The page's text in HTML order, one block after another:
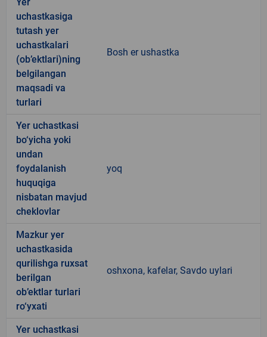
uchastkasiga
tutash yer
uchastkalari
(ob’ektlari)ning
belgilangan
maqsadi va
turlari
Bosh er ushastka
Yer uchastkasi
bo‘yicha yoki
undan
foydalanish
huquqiga
nisbatan mavjud
cheklovlar
yoq
Mazkur yer
uchastkasida
qurilishga ruxsat
berilgan
ob’ektlar turlari
ro‘yxati
oshxona, kafelar, Savdo uylari
Yer uchastkasi